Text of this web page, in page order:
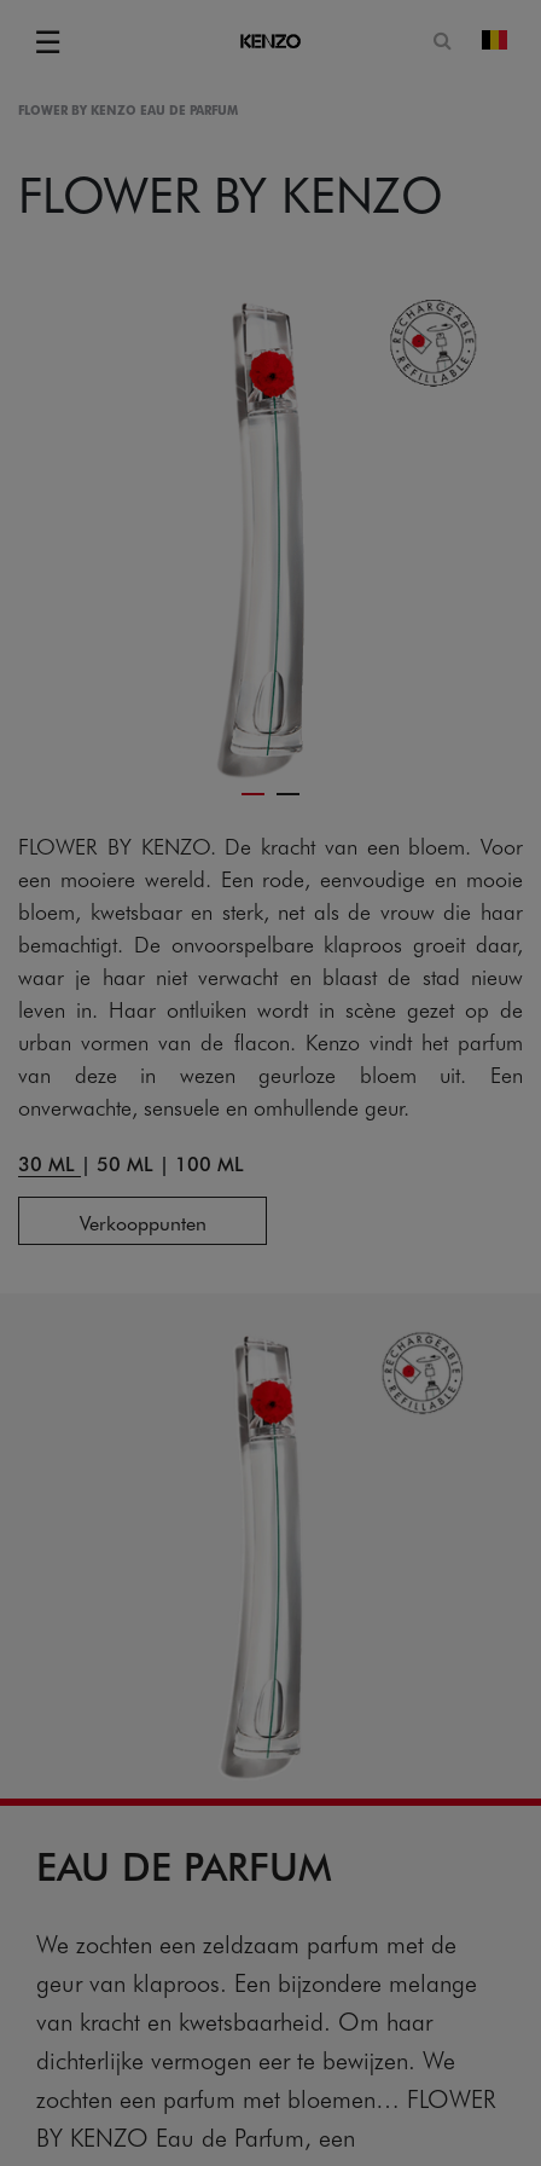
☰
Menu
Open
FLOWER BY KENZO EAU DE PARFUM
FLOWER BY KENZO
FLOWER BY KENZO. De kracht van een bloem. Voor
een mooiere wereld. Een rode, eenvoudige en mooie
bloem, kwetsbaar en sterk, net als de vrouw die haar
bemachtigt. De onvoorspelbare klaproos groeit daar,
waar je haar niet verwacht en blaast de stad nieuw
leven in. Haar ontluiken wordt in scène gezet op de
urban vormen van de flacon. Kenzo vindt het parfum
van deze in wezen geurloze bloem uit. Een
onverwachte, sensuele en omhullende geur.
30 ML | 50 ML | 100 ML
Verkooppunten
EAU DE PARFUM
We zochten een zeldzaam parfum met de
geur van klaproos. Een bijzondere melange
van kracht en kwetsbaarheid. Om haar
dichterlijke vermogen eer te bewijzen. We
zochten een parfum met bloemen… FLOWER
BY KENZO Eau de Parfum, een